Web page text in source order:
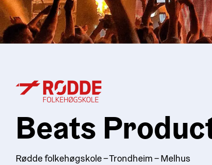
Beats
Rødde folkehøgskole – Trondheim – Melhus